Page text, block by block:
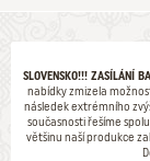
SLOVENSKO!!! ZASÍLÁNÍ
nabídky zmizela
následek extrémního
současnosti řešíme
většinu naší produkce